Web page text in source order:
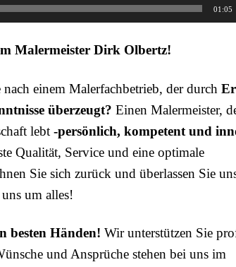
01:05
Malermeister Dirk Olbertz!
einem Malerfachbetrieb, der durch
überzeugt? Einen Malermeister,
lebt -persönlich, kompetent und
Qualität, Service und eine optimale
Sie sich zurück und überlassen Sie
um alles!
besten Händen! Wir unterstützen Sie
und Ansprüche stehen bei uns im